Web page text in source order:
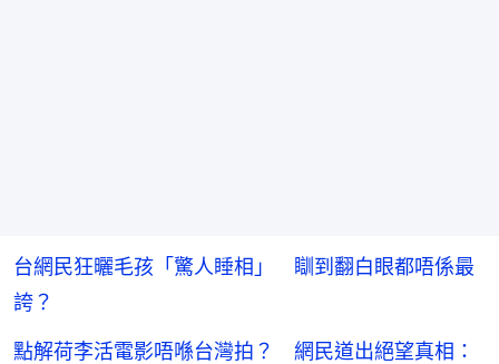
台網民狂曬毛孩「驚人睡相」 瞓到翻白眼都唔係最
誇？
點解荷李活電影唔喺台灣拍？ 網民道出絕望真相：